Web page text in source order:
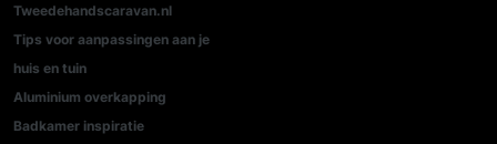
Tweedehandscaravan.nl
Tips voor aanpassingen aan je
huis en tuin
Aluminium overkapping
Badkamer inspiratie